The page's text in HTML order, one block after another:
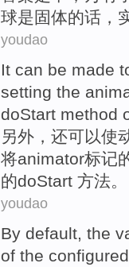
球是固体的话，
youdao
It can be made
setting the
doStart method
另外，还可以使
将animator标记
的doStart 方法。
youdao
By default, the
of the configured